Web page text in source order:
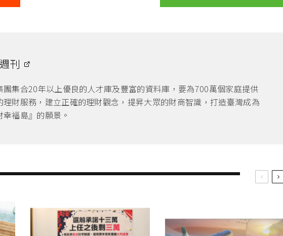
刊
團集合20年以上優良的人才庫及豐富的資料庫，要為700萬個家庭提供
理財服務，建立正確的理財觀念，提昇大眾的財商智識，打造臺灣成為
幸福島』的願景。